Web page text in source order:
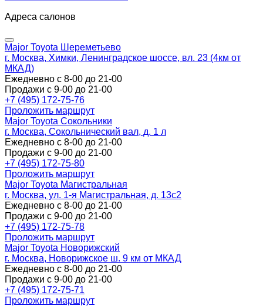
Адреса салонов
Major Toyota Шереметьево
г. Москва, Химки, Ленинградское шоссе, вл. 23 (4км от
МКАД)
Ежедневно с 8-00 до 21-00
Продажи с 9-00 до 21-00
+7 (495) 172-75-76
Проложить маршрут
Major Toyota Сокольники
г. Москва, Сокольнический вал, д. 1 л
Ежедневно с 8-00 до 21-00
Продажи с 9-00 до 21-00
+7 (495) 172-75-80
Проложить маршрут
Major Toyota Магистральная
г. Москва, ул. 1-я Магистральная, д. 13с2
Ежедневно с 8-00 до 21-00
Продажи с 9-00 до 21-00
+7 (495) 172-75-78
Проложить маршрут
Major Toyota Новорижский
г. Москва, Новорижское ш. 9 км от МКАД
Ежедневно с 8-00 до 21-00
Продажи с 9-00 до 21-00
+7 (495) 172-75-71
Проложить маршрут